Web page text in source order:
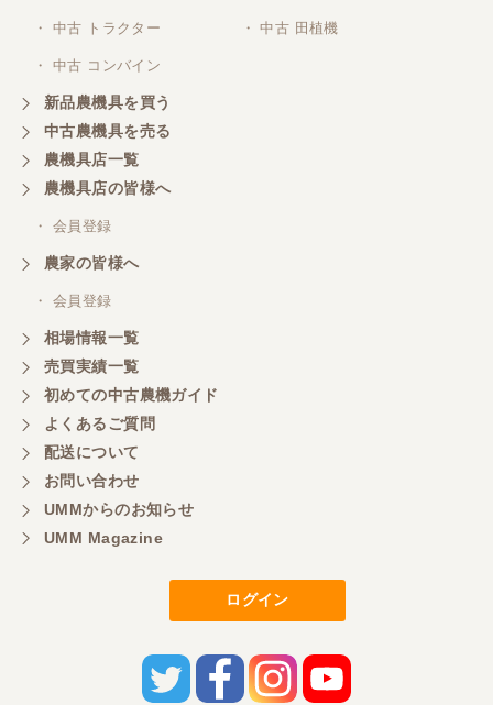
・ 中古 トラクター ・ 中古 田植機
・ 中古 コンバイン
新品農機具を買う
中古農機具を売る
農機具店一覧
農機具店の皆様へ
・ 会員登録
農家の皆様へ
・ 会員登録
相場情報一覧
売買実績一覧
初めての中古農機ガイド
よくあるご質問
配送について
お問い合わせ
UMMからのお知らせ
UMM Magazine
ログイン